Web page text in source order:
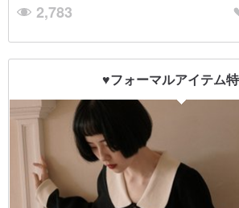
2,783
♥フォーマルアイテム